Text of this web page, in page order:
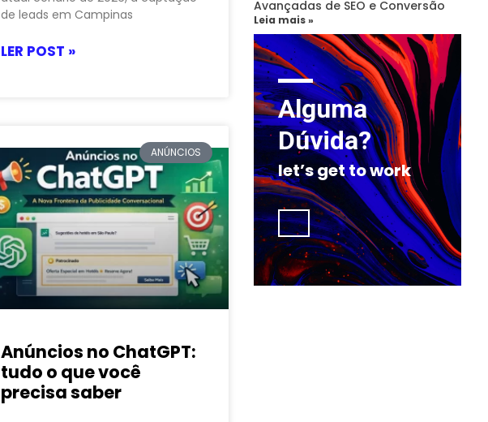
de leads em Campinas
LER POST »
ANÚNCIOS
Anúncios no ChatGPT:
tudo o que você
precisa saber
Avançadas de SEO e Conversão
Leia mais »
Alguma
Dúvida?
let’s get to work